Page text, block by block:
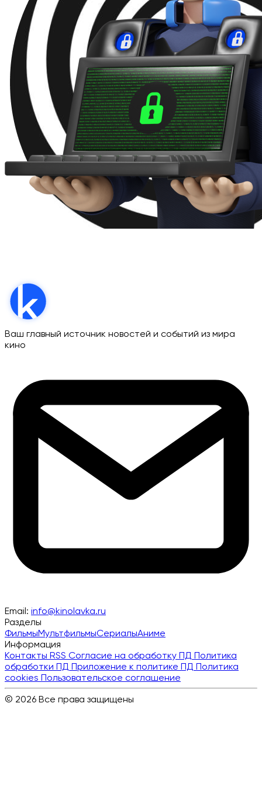
Ваш главный источник новостей и событий из мира
кино
Email: info@kinolavka.ru
Разделы
ФильмыМультфильмыСериалыАниме
Информация
Контакты RSS Согласие на обработку ПД Политика
обработки ПД Приложение к политике ПД Политика
cookies Пользовательское соглашение
© 2026 Все права защищены